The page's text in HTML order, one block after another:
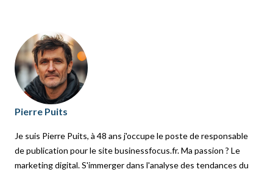
Pierre Puits
Je suis Pierre Puits, à 48 ans j'occupe le poste de responsable
de publication pour le site businessfocus.fr. Ma passion ? Le
marketing digital. S'immerger dans l'analyse des tendances du